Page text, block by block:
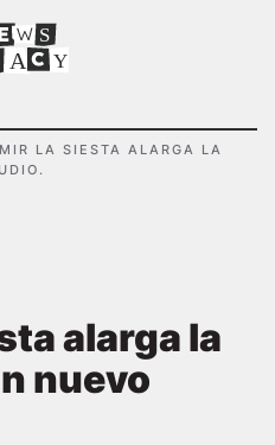
S
A Y
LA SIESTA ALARGA LA
alarga la
nuevo